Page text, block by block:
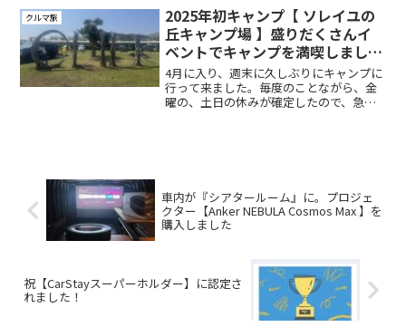
ニメ『ゆるキャン』聖地。出発前には事
前にチェックをし...
クルマ旅
2025年初キャンプ【 ソレイユの
丘キャンプ場 】盛りだくさんイ
ベントでキャンプを満喫しまし
た！！
4月に入り、週末に久しぶりにキャンプに
行って来ました。毎度のことながら、金
曜の、土日の休みが確定したので、急遽
車内が『シアタールーム』に。プロジェ
クター【Anker NEBULA Cosmos Max 】を
購入しました
祝【CarStayスーパーホルダー】に認定さ
れました！